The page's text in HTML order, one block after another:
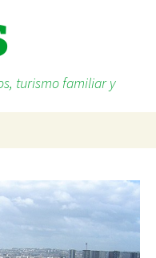
turismo familiar y